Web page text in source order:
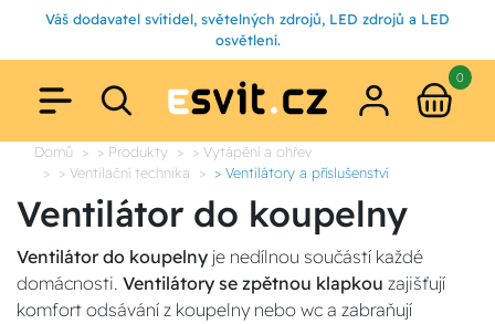
Váš dodavatel svítidel, světelných zdrojů, LED zdrojů a LED
osvětlení.
0
Domů > Produkty
> Vytápění a ohřev
> Ventilační technika
> Ventilátory a příslušenství
Ventilátor do koupelny
Ventilátor do koupelny je nedílnou součástí každé
domácnosti. Ventilátory se zpětnou klapkou zajišťují
komfort odsávání z koupelny nebo wc a zabraňují